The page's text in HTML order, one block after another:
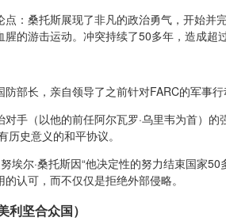
点：桑托斯展现了非凡的政治勇气，开始并
腥的游击运动。冲突持续了50多年，造成超
部长，亲自领导了之前针对FARC的军事
对手（以他的前任阿尔瓦罗·乌里韦为首）
历史意义的和平协议。
埃尔·桑托斯因“他决定性的努力结束国家
认可，而不仅仅是拒绝外部侵略。
利坚合众国）